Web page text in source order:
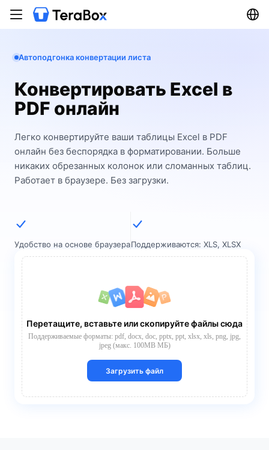
Автоподгонка конвертации листа
Конвертировать Excel в
PDF онлайн
Легко конвертируйте ваши таблицы Excel в PDF
онлайн без беспорядка в форматировании. Больше
никаких обрезанных колонок или сломанных таблиц.
Работает в браузере. Без загрузки.
Удобство на основе браузераПоддерживаются: XLS, XLSX
Перетащите, вставьте или скопируйте файлы сюда
Поддерживаемые форматы: pdf, docx, doc, pptx, ppt, xlsx, xls, png, jpg,
jpeg (макс. 100MB МБ)
Загрузить файл